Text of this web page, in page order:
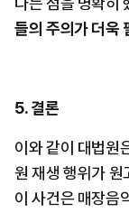
들의 주의가 더욱
5. 결론
이와 같이 대법원
원 재생 행위가
이 사건은 매장음